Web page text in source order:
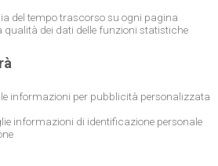
del tempo trascorso su ogni pagina
dei dati delle funzioni statistiche
informazioni per pubblicità personalizzata
informazioni di identificazione personale